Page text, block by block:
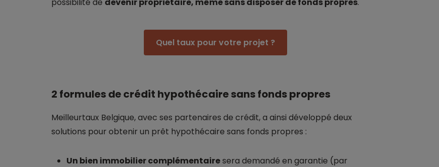
Quel taux pour votre projet ?
2 formules de crédit hypothécaire sans fonds propres
Meilleurtaux Belgique, avec ses partenaires de crédit, a ainsi développé deux
solutions pour obtenir un prêt hypothécaire sans fonds propres :
Un bien immobilier complémentairesera demandé en garantie (par